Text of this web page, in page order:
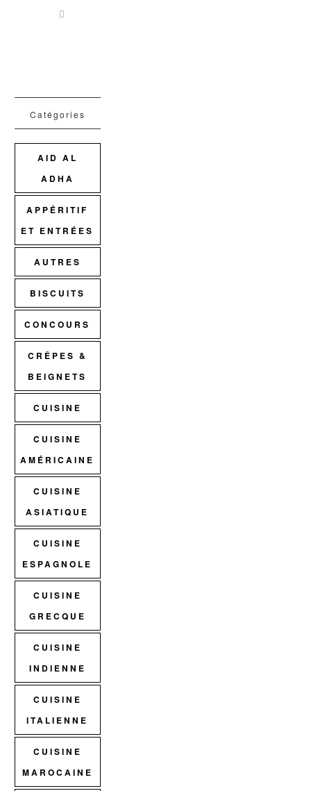
Catégories
AID AL
ADHA
APPÉRITIF
ET ENTRÉES
AUTRES
BISCUITS
CONCOURS
CRÊPES &
BEIGNETS
CUISINE
CUISINE
AMÉRICAINE
CUISINE
ASIATIQUE
CUISINE
ESPAGNOLE
CUISINE
GRECQUE
CUISINE
INDIENNE
CUISINE
ITALIENNE
CUISINE
MAROCAINE